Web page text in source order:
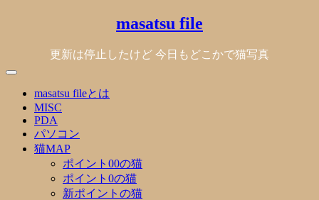
masatsu file
更新は停止したけど 今日もどこかで猫写真
masatsu fileとは
MISC
PDA
パソコン
猫MAP
ポイント00の猫
ポイント0の猫
新ポイントの猫